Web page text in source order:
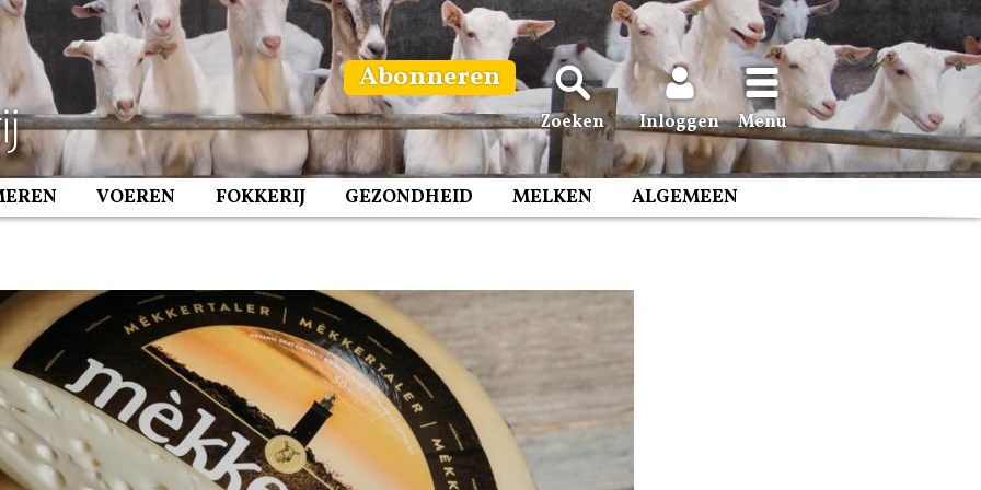
Abonneren
Zoeken Inloggen Menu
VOEREN FOKKERIJ GEZONDHEID MELKEN ALGEMEEN